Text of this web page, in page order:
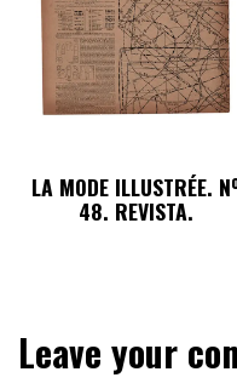
LA MODE ILLUSTRÉE.
48. REVISTA.
Leave your